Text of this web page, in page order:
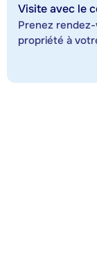
Visite avec le
Prenez
propriété à